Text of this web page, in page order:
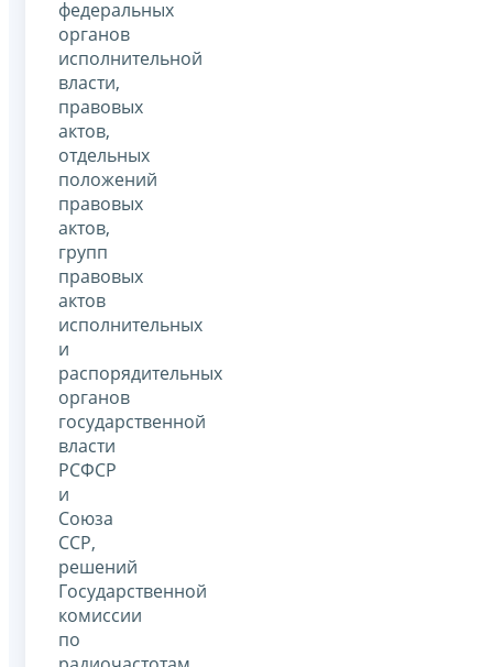
федеральных
органов
исполнительной
власти,
правовых
актов,
отдельных
положений
правовых
актов,
групп
правовых
актов
исполнительных
и
распорядительных
органов
государственной
власти
РСФСР
и
Союза
ССР,
решений
Государственной
комиссии
по